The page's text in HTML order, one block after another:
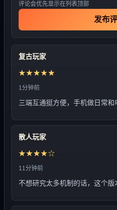
评论会优先显示在列表顶部
发布
复古玩家
★★★★★
1分钟前
三端互通挺方便，手机做日常和
散人玩家
★★★★☆
11分钟前
不想研究太多机制的话，这个版